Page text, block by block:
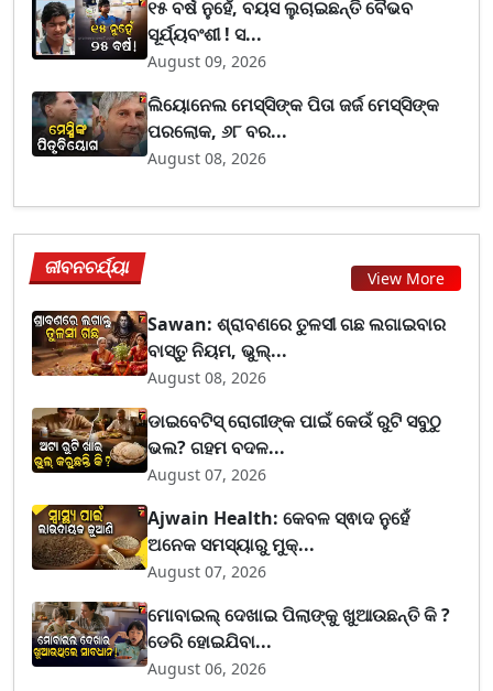
୧୫ ବର୍ଷ ନୁହେଁ, ବୟସ ଲୁଚାଇଛନ୍ତି ବୈଭବ
ସୂର୍ଯ୍ୟବଂଶୀ ! ସ...
August 09, 2026
ଲିୟୋନେଲ ମେସ୍ସିଙ୍କ ପିତା ଜର୍ଜ ମେସ୍ସିଙ୍କ
ପରଲୋକ, ୬୮ ବର...
August 08, 2026
ଜୀବନଚର୍ଯ୍ୟା View More
Sawan: ଶ୍ରାବଣରେ ତୁଳସୀ ଗଛ ଲଗାଇବାର
ବାସ୍ତୁ ନିୟମ, ଭୁଲ୍...
August 08, 2026
ଡାଇବେଟିସ୍ ରୋଗୀଙ୍କ ପାଇଁ କେଉଁ ରୁଟି ସବୁଠୁ
ଭଲ? ଗହମ ବଦଳ...
August 07, 2026
Ajwain Health: କେବଳ ସ୍ଵାଦ ନୁହେଁ
ଅନେକ ସମସ୍ୟାରୁ ମୁକ୍...
August 07, 2026
ମୋବାଇଲ୍ ଦେଖାଇ ପିଲାଙ୍କୁ ଖୁଆଉଛନ୍ତି କି ?
ଡେରି ହୋଇଯିବା...
August 06, 2026